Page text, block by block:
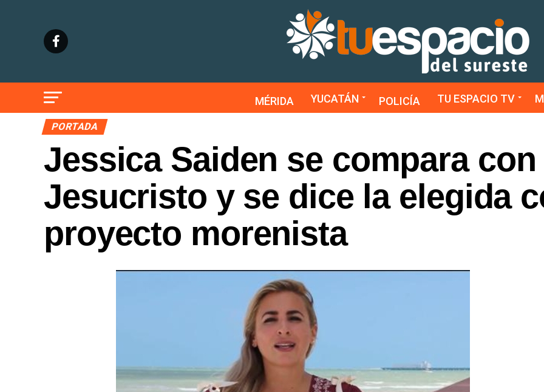
MÉRIDA YUCATÁN POLICÍA TU ESPACIO TV
PORTADA
Jessica Saiden se compara con
Jesucristo y se dice la elegida
proyecto morenista